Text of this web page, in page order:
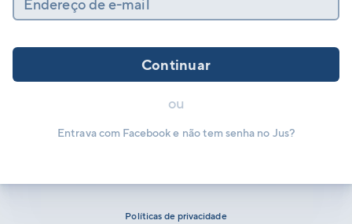
Endereço de e-mail
Continuar
ou
Entrava com Facebook e não tem senha no Jus?
Políticas de privacidade